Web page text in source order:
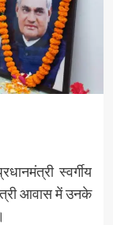
स्वर्गीय
आवास में उनके